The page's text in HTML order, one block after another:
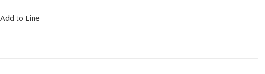
Add to Line